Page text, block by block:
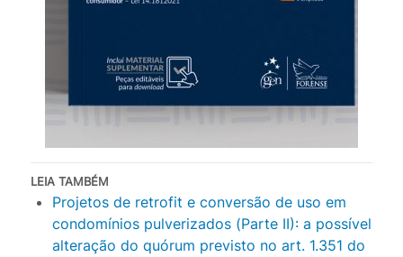
LEIA TAMBÉM
Projetos de retrofit e conversão de uso em
condomínios pulverizados (Parte II): a possível
alteração do quórum previsto no art. 1.351 do